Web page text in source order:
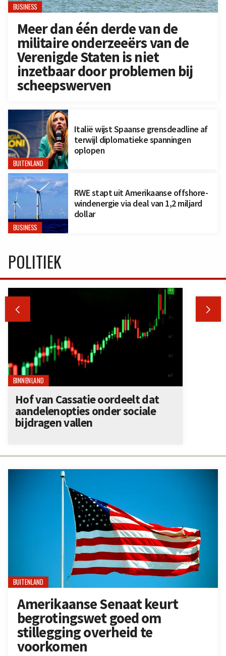
BUSINESS
Meer dan één derde van de
militaire onderzeeërs van de
Verenigde Staten is niet
inzetbaar door problemen bij
scheepswerven
BUITENLAND
Italië wijst Spaanse grensdeadline af
terwijl diplomatieke spanningen
oplopen
BUSINESS
RWE stapt uit Amerikaanse offshore-
windenergie via deal van 1,2 miljard
dollar
BUITENLAND
Amerikaanse Senaat keurt
begrotingswet goed om
stillegging overheid te
voorkomen
POLITIEK
 
BINNENLAND
Hof van Cassatie oordeelt dat
aandelenopties onder sociale
bijdragen vallen